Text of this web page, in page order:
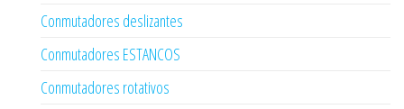
Conmutadores deslizantes
Conmutadores ESTANCOS
Conmutadores rotativos